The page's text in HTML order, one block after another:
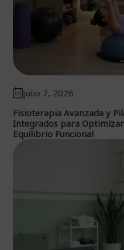
julio 7, 2026
Fisioterapia Avanzada y
Integrados para
Equilibrio Funcional